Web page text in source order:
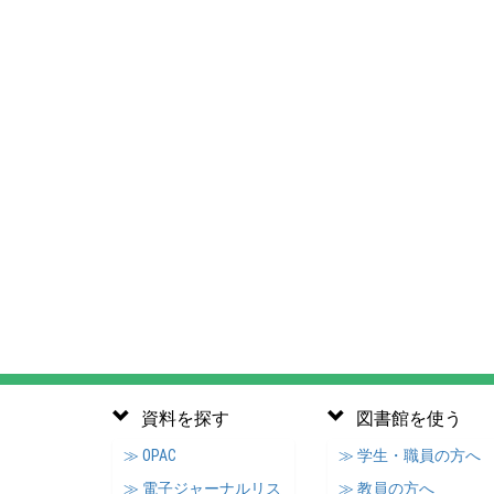
資料を探す
≫ OPAC
≫ 電子ジャーナルリス
図書館を使う
≫ 学生・職員の方へ
≫ 教員の方へ